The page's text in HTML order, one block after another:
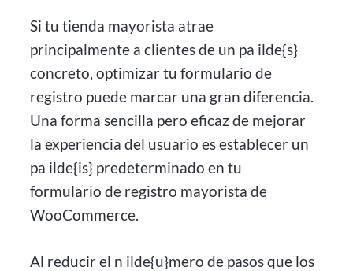
Si tu tienda mayorista atrae
principalmente a clientes de un pa ilde{s}
concreto, optimizar tu formulario de
registro puede marcar una gran diferencia.
Una forma sencilla pero eficaz de mejorar
la experiencia del usuario es establecer un
pa ilde{is} predeterminado en tu
formulario de registro mayorista de
WooCommerce.
Al reducir el n ilde{u}mero de pasos que los